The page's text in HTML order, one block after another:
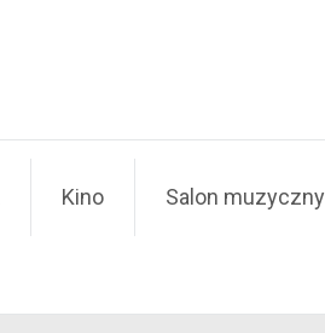
Kino Salon muzyczny